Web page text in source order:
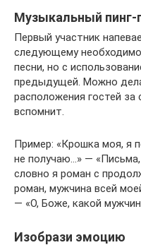
Музыкальный пинг-
Первый участник
следующему
песни, но с
предыдущей. Можно
расположения гостей
вспомнит.
Пример: «Крошка моя, я
не получаю…» —
словно я роман с
роман, мужчина всей
— «О, Боже, какой
Изобрази эмоцию